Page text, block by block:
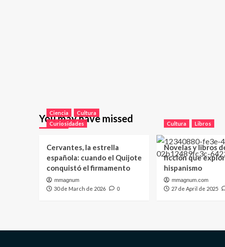
You may have missed
Ciencia
Cultura
Curiosidades
Cervantes, la estrella
española: cuando el Quijote
conquistó el firmamento
mmagnum
30 de March de 2026 0
Cultura Libros
Novelas y libros
ficción que
hispanismo
mmagnum.com
27 de April de 2025